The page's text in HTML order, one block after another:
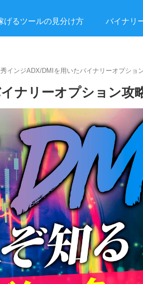
げるツールの見分け方 バイナリ
インジADX/DMIを用いたバイナリーオプショ
ナリーオプション攻